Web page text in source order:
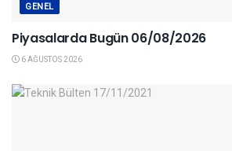
GENEL
Piyasalarda Bugün 06/08/2026
6 AĞUSTOS 2026